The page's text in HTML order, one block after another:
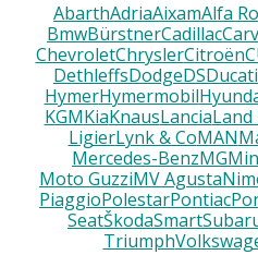
AbarthAdriaAixamAlfa
BmwBürstnerCadillac
ChevroletChryslerCitroën
DethleffsDodgeDSDucati
HymerHymermobil
KGMKiaKnausLanciaLand
LigierLynk & CoMAN
Mercedes-BenzMG
Moto GuzziMV Agusta
PiaggioPolestarPontiac
SeatŠkodaSmart
Triumph